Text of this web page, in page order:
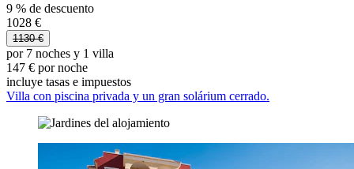
9 % de descuento
1028 €
1130 €
por 7 noches y 1 villa
147 € por noche
incluye tasas e impuestos
Villa con piscina privada y un gran solárium cerrado.